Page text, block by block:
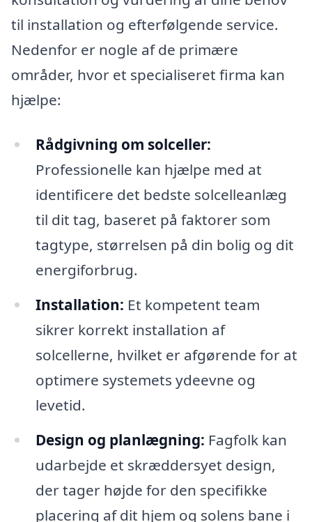
til installation og efterfølgende service.
Nedenfor er nogle af de primære
områder, hvor et specialiseret firma kan
hjælpe:
Rådgivning om solceller:
Professionelle kan hjælpe med at
identificere det bedste solcelleanlæg
til dit tag, baseret på faktorer som
tagtype, størrelsen på din bolig og dit
energiforbrug.
Installation: Et kompetent team
sikrer korrekt installation af
solcellerne, hvilket er afgørende for at
optimere systemets ydeevne og
levetid.
Design og planlægning: Fagfolk kan
udarbejde et skræddersyet design,
der tager højde for den specifikke
placering af dit hjem og solens bane i